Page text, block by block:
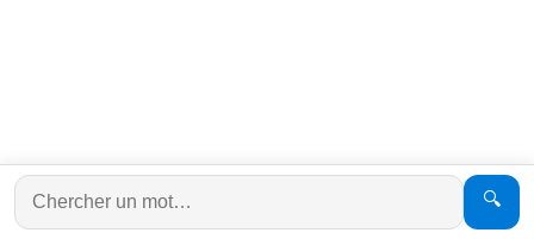
🔍